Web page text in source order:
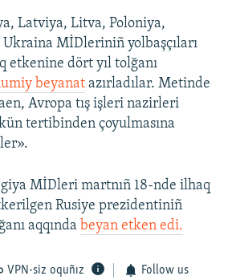
Latviya, Litva, Poloniya,
MİDleriniñ yolbaşçıları
etkenine dört yıl tolğanı
beyanat azırladılar. Metinde
Avropa tış işleri nazirleri
tertibinden çoyulmasına
MİDleri martnıñ 18-nde ilhaq
Rusiye prezidentiniñ
aqqında beyan etken edi.
VPN-siz oquñız Follow us